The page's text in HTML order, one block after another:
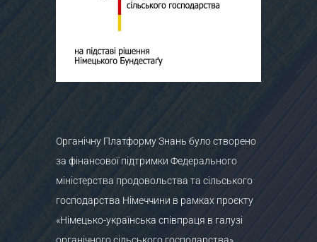
Органічну Платформу Знань було створено
за фінансової підтримки Федерального
міністерства продовольства та сільського
господарства Німеччини в рамках проєкту
«Німецько-українська співпраця в галузі